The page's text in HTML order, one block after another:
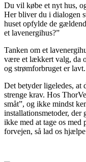
Du vil købe et nyt hus,
Her bliver du i dialogen
huset opfylde de
et lavenergihus?”
Tanken om et
være et lækkert valg, da
og strømforbruget er
Det betyder ligeledes, at
strenge krav. Hos
småt”, og ikke mindst
installationsmetoder, der
ikke med at tage os
forvejen, så lad os